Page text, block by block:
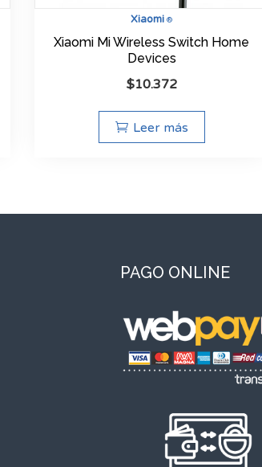
Xiaomi ®
Xiaomi Mi Wireless Switch Home
Devices
$10.372
Leer más
PAGO ONLINE